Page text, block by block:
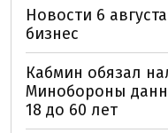
Новости 6
бизнес
Кабмин обязал
Минобороны
18 до 60 лет